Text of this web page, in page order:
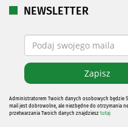
NEWSLETTER
Administratorem Twoich danych osobowych będzie
mail jest dobrowolne, ale niezbędne do otrzymania
przetwarzania Twoich danych znajdziesz tutaj